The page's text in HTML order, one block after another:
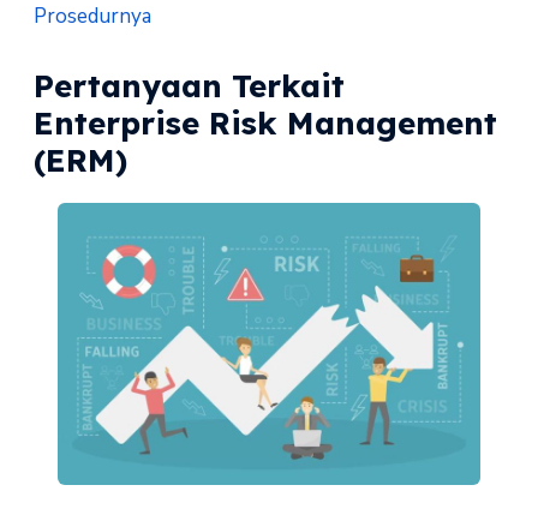
Prosedurnya
Pertanyaan Terkait
Enterprise Risk Management
(ERM)